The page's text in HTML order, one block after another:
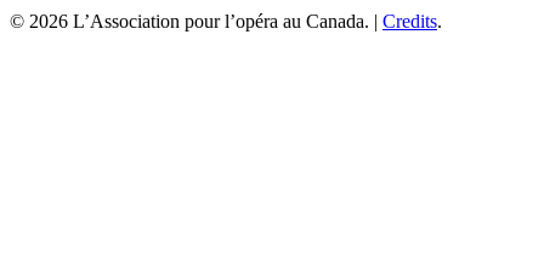
© 2026 L’Association pour l’opéra au Canada. | Credits.